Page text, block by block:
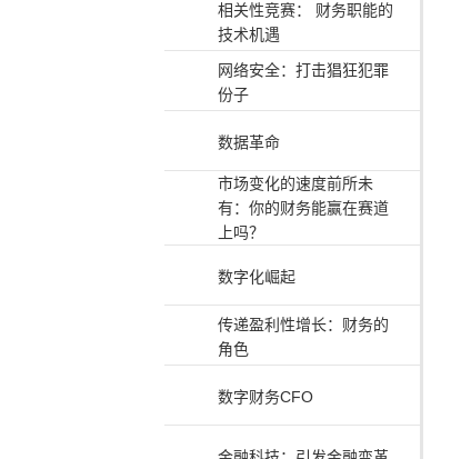
相关性竞赛： 财务职能的
技术机遇
网络安全：打击猖狂犯罪
份子
数据革命
市场变化的速度前所未
有：你的财务能赢在赛道
上吗？
数字化崛起
传递盈利性增长：财务的
角色
数字财务CFO